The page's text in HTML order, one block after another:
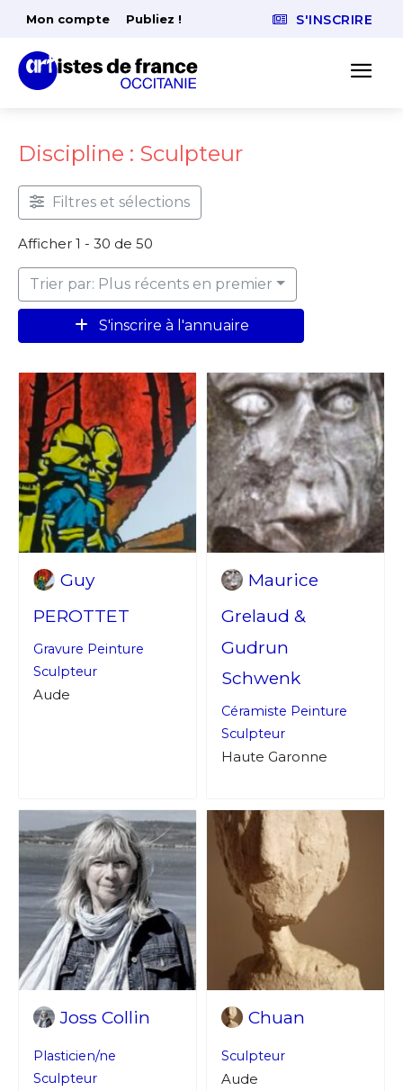
Mon compte Publiez ! S'INSCRIRE
Discipline : Sculpteur
Filtres et sélections
Afficher 1 - 30 de 50
Trier par: Plus récents en premier
S'inscrire à l'annuaire
Guy
PEROTTET
Gravure Peinture
Sculpteur
Aude
Maurice
Grelaud &
Gudrun
Schwenk
Céramiste Peinture
Sculpteur
Haute Garonne
Joss Collin
Plasticien/ne
Sculpteur
Chuan
Sculpteur
Aude